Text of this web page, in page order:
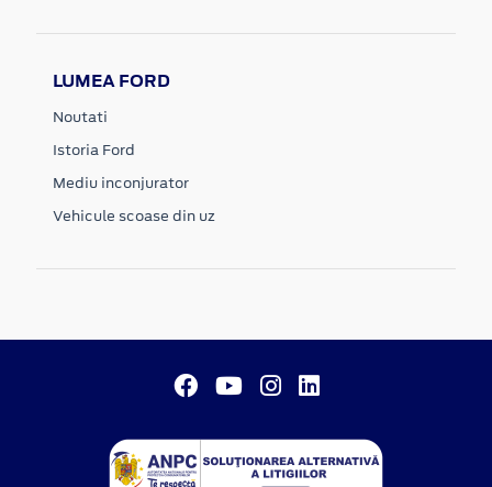
LUMEA FORD
Noutati
Istoria Ford
Mediu inconjurator
Vehicule scoase din uz